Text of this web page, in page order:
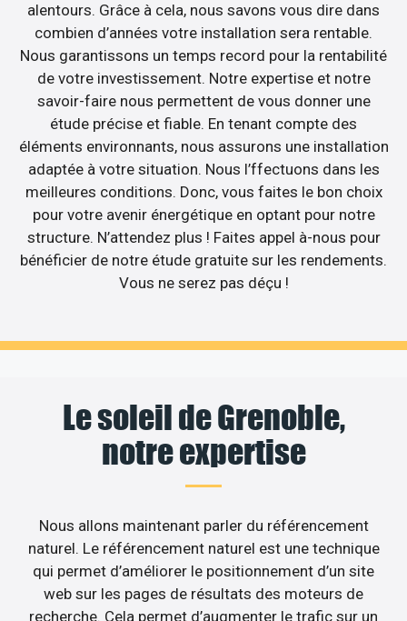
alentours. Grâce à cela, nous savons vous dire dans
combien d’années votre installation sera rentable.
Nous garantissons un temps record pour la rentabilité
de votre investissement. Notre expertise et notre
savoir-faire nous permettent de vous donner une
étude précise et fiable. En tenant compte des
éléments environnants, nous assurons une installation
adaptée à votre situation. Nous l’ffectuons dans les
meilleures conditions. Donc, vous faites le bon choix
pour votre avenir énergétique en optant pour notre
structure. N’attendez plus ! Faites appel à-nous pour
bénéficier de notre étude gratuite sur les rendements.
Vous ne serez pas déçu !
Le soleil de Grenoble,
notre expertise
Nous allons maintenant parler du référencement
naturel. Le référencement naturel est une technique
qui permet d’améliorer le positionnement d’un site
web sur les pages de résultats des moteurs de
recherche. Cela permet d’augmenter le trafic sur un